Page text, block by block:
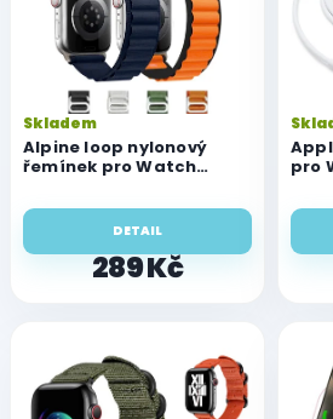
s
p
o
d
u
ů
Alpine loop nylonový
řemínek pro Watch
Skladem
289 Kč
DETAIL
pro